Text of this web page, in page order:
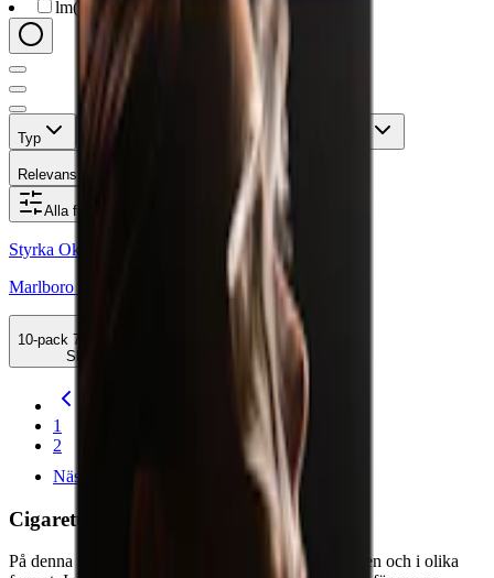
lm(
Typ
Relevans
Alla filter
Styrka Okänd · 100´s
Marlboro Crafted Green 100s
10-pack 740 kr
Slut
1
2
Nästa
Cigaretter online hos Snuset.se
På denna sida samlas cigaretter från olika varumärken och i olika